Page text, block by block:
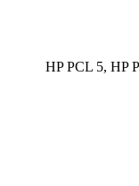
HP PCL 5, HP